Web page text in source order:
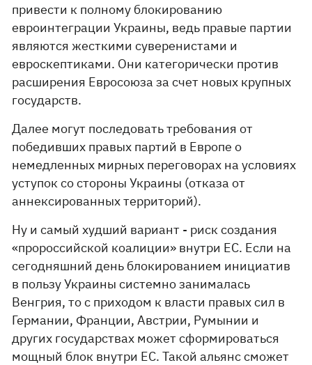
привести к полному блокированию
евроинтеграции Украины, ведь правые партии
являются жесткими суверенистами и
евроскептиками. Они категорически против
расширения Евросоюза за счет новых крупных
государств.
Далее могут последовать требования от
победивших правых партий в Европе о
немедленных мирных переговорах на условиях
уступок со стороны Украины (отказа от
аннексированных территорий).
Ну и самый худший вариант - риск создания
«пророссийской коалиции» внутри ЕС. Если на
сегодняшний день блокированием инициатив
в пользу Украины системно занималась
Венгрия, то с приходом к власти правых сил в
Германии, Франции, Австрии, Румынии и
других государствах может сформироваться
мощный блок внутри ЕС. Такой альянс сможет